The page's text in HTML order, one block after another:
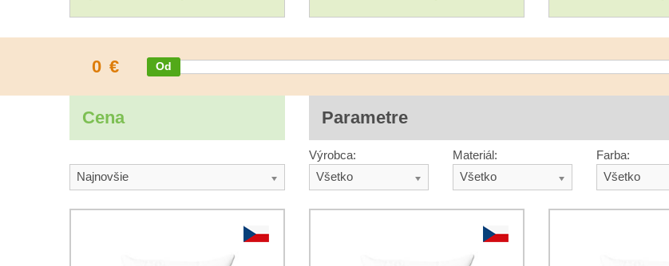
0 €
Cena Parametre
Najnovšie
Výrobca:
Všetko
Materiál:
Všetko
Farba:
Všetko